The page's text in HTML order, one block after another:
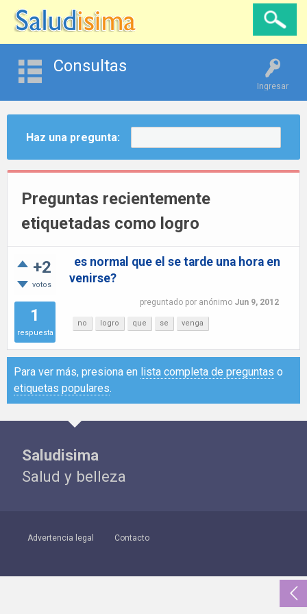
Ingresar
Consultas
Haz una pregunta:
Preguntas recientemente
etiquetadas como logro
+2
votos
1
respuesta
es normal que el se tarde una hora en
venirse?
preguntado por anónimo Jun 9, 2012
no logro que se venga
Para ver más, presiona en lista completa de preguntas o
etiquetas populares.
Saludisima
Salud y belleza
Advertencia legal Contacto